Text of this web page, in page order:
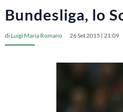
Bundesliga, lo
di Luigi Maria Romano 26 Set 2015 | 21:09